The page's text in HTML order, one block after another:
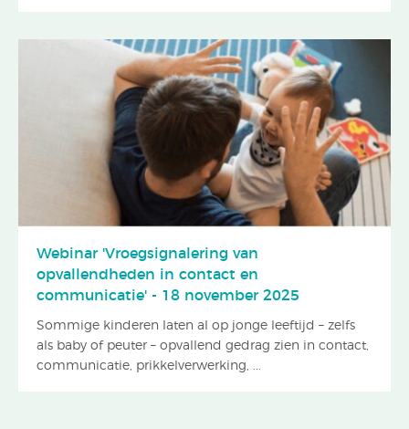
Webinar 'Vroegsignalering van
opvallendheden in contact en
communicatie' - 18 november 2025
Sommige kinderen laten al op jonge leeftijd – zelfs
als baby of peuter – opvallend gedrag zien in contact,
communicatie, prikkelverwerking, ...